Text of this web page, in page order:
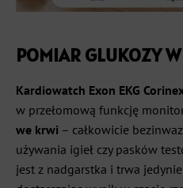
POMIAR GLUKOZY
Kardiowatch Exon EKG
w przełomową funkcję
we krwi – całkowicie
używania igieł czy pasków
jest z nadgarstka i trwa